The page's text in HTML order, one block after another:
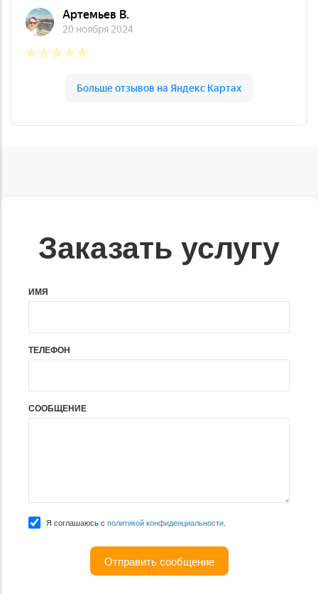
Заказать услугу
ИМЯ
ТЕЛЕФОН
СООБЩЕНИЕ
Я соглашаюсь с политикой конфиденциальности.